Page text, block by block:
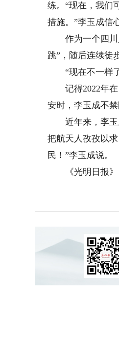
练。“现在，我们
措施。”李玉成信
作为一个四川人
跳”，随后连续徒
“现在不一样了
记得2022年在
安时，李玉成不
近年来，李玉
把航天人孜孜以
民！”李玉成说。
《光明日报》（